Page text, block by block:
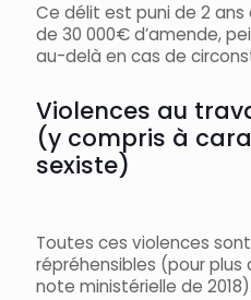
Ce délit est puni de 2
de 30 000€ d’amende,
au-delà en cas de
Violences au
(y compris à
sexiste)
Toutes ces violences
répréhensibles (pour plus
note ministérielle de 2018).